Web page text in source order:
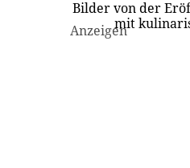
Bilder von der
mit
Anzeigen